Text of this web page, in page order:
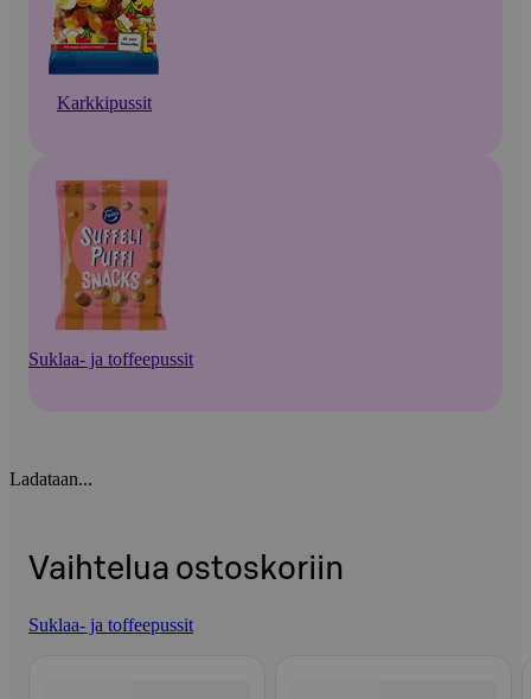
Karkkipussit
Suklaa- ja toffeepussit
Ladataan...
Vaihtelua ostoskoriin
Suklaa- ja toffeepussit